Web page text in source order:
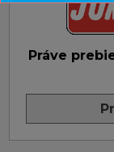
Práve